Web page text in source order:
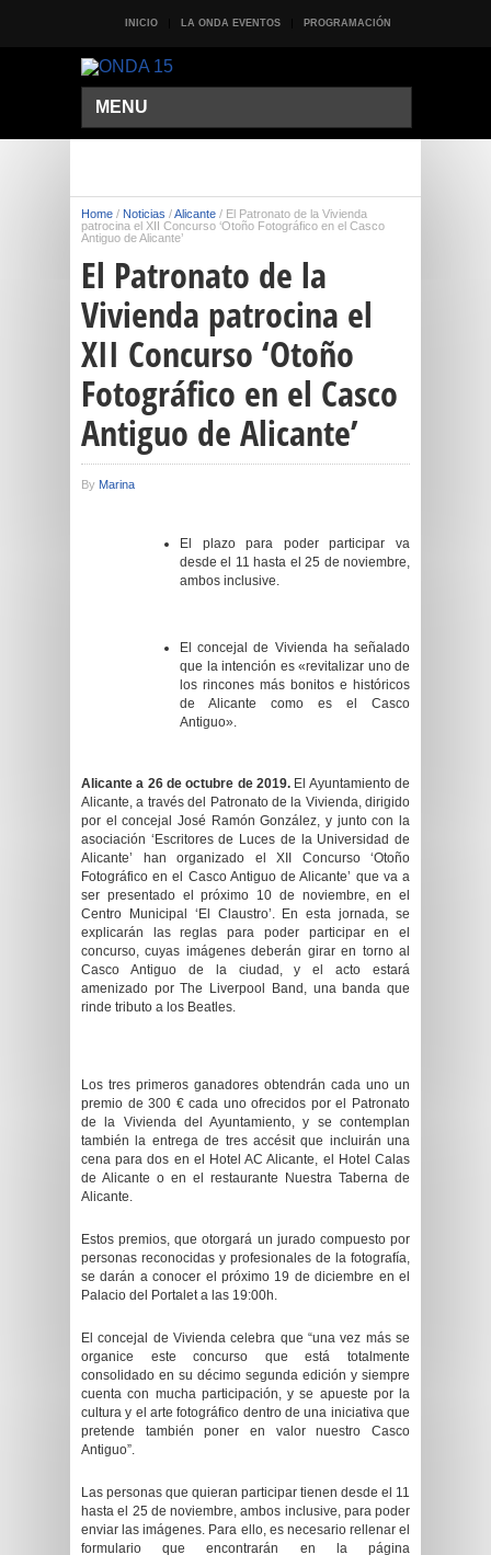
INICIO LA ONDA EVENTOS PROGRAMACIÓN
MENU
Home / Noticias /Alicante / El Patronato de la Vivienda
patrocina el XII Concurso ‘Otoño Fotográfico en el Casco
Antiguo de Alicante’
El Patronato de la
Vivienda patrocina el
XII Concurso ‘Otoño
Fotográfico en el Casco
Antiguo de Alicante’
By Marina
El plazo para poder participar va
desde el 11 hasta el 25 de noviembre,
ambos inclusive.
El concejal de Vivienda ha señalado
que la intención es «revitalizar uno de
los rincones más bonitos e históricos
de Alicante como es el Casco
Antiguo».
Alicante a 26 de octubre de 2019. El Ayuntamiento de
Alicante, a través del Patronato de la Vivienda, dirigido
por el concejal José Ramón González, y junto con la
asociación ‘Escritores de Luces de la Universidad de
Alicante’ han organizado el XII Concurso ‘Otoño
Fotográfico en el Casco Antiguo de Alicante’ que va a
ser presentado el próximo 10 de noviembre, en el
Centro Municipal ‘El Claustro’. En esta jornada, se
explicarán las reglas para poder participar en el
concurso, cuyas imágenes deberán girar en torno al
Casco Antiguo de la ciudad, y el acto estará
amenizado por The Liverpool Band, una banda que
rinde tributo a los Beatles.
Los tres primeros ganadores obtendrán cada uno un
premio de 300 € cada uno ofrecidos por el Patronato
de la Vivienda del Ayuntamiento, y se contemplan
también la entrega de tres accésit que incluirán una
cena para dos en el Hotel AC Alicante, el Hotel Calas
de Alicante o en el restaurante Nuestra Taberna de
Alicante.
Estos premios, que otorgará un jurado compuesto por
personas reconocidas y profesionales de la fotografía,
se darán a conocer el próximo 19 de diciembre en el
Palacio del Portalet a las 19:00h.
El concejal de Vivienda celebra que “una vez más se
organice este concurso que está totalmente
consolidado en su décimo segunda edición y siempre
cuenta con mucha participación, y se apueste por la
cultura y el arte fotográfico dentro de una iniciativa que
pretende también poner en valor nuestro Casco
Antiguo”.
Las personas que quieran participar tienen desde el 11
hasta el 25 de noviembre, ambos inclusive, para poder
enviar las imágenes. Para ello, es necesario rellenar el
formulario que encontrarán en la página